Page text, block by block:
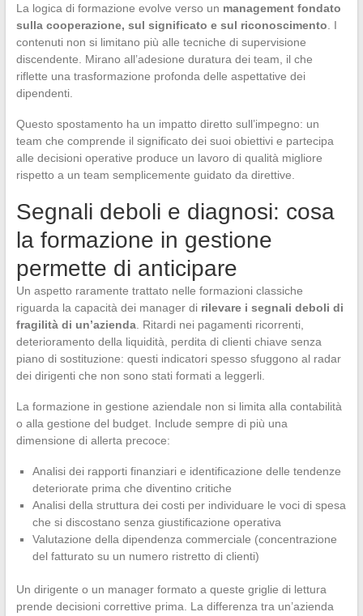
La logica di formazione evolve verso un management fondato
sulla cooperazione, sul significato e sul riconoscimento . I
contenuti non si limitano più alle tecniche di supervisione
discendente. Mirano all’adesione duratura dei team, il che
riflette una trasformazione profonda delle aspettative dei
dipendenti.
Questo spostamento ha un impatto diretto sull’impegno: un
team che comprende il significato dei suoi obiettivi e partecipa
alle decisioni operative produce un lavoro di qualità migliore
rispetto a un team semplicemente guidato da direttive.
Segnali deboli e diagnosi: cosa
la formazione in gestione
permette di anticipare
Un aspetto raramente trattato nelle formazioni classiche
riguarda la capacità dei manager di rilevare i segnali deboli di
fragilità di un’azienda. Ritardi nei pagamenti ricorrenti,
deterioramento della liquidità, perdita di clienti chiave senza
piano di sostituzione: questi indicatori spesso sfuggono al radar
dei dirigenti che non sono stati formati a leggerli.
La formazione in gestione aziendale non si limita alla contabilità
o alla gestione del budget. Include sempre di più una
dimensione di allerta precoce:
Analisi dei rapporti finanziari e identificazione delle tendenze
deteriorate prima che diventino critiche
Analisi della struttura dei costi per individuare le voci di spesa
che si discostano senza giustificazione operativa
Valutazione della dipendenza commerciale (concentrazione
del fatturato su un numero ristretto di clienti)
Un dirigente o un manager formato a queste griglie di lettura
prende decisioni correttive prima. La differenza tra un’azienda